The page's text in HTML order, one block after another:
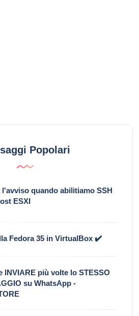
Popolari
l'avviso quando abilitiamo SSH
ESXI
Fedora 35 in VirtualBox ✔️
INVIARE più volte lo STESSO
su WhatsApp -